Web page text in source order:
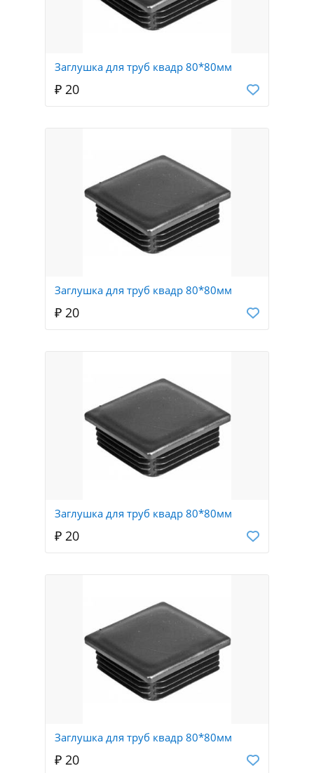
Заглушка для труб квадр 80*80мм
₽ 20
Заглушка для труб квадр 80*80мм
₽ 20
Заглушка для труб квадр 80*80мм
₽ 20
Заглушка для труб квадр 80*80мм
₽ 20